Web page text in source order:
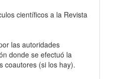
científicos a la Revista
las autoridades
donde se efectuó la
coautores (si los hay).